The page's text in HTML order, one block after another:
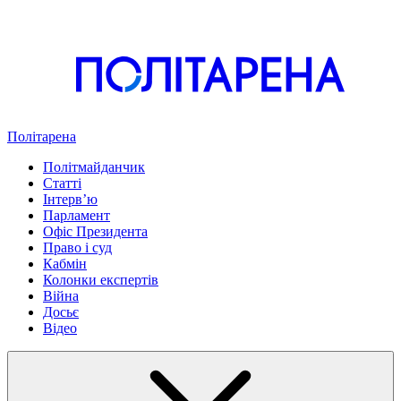
Політарена
Політмайданчик
Статті
Інтервʼю
Парламент
Офіс Президента
Право і суд
Кабмін
Колонки експертів
Війна
Досьє
Відео